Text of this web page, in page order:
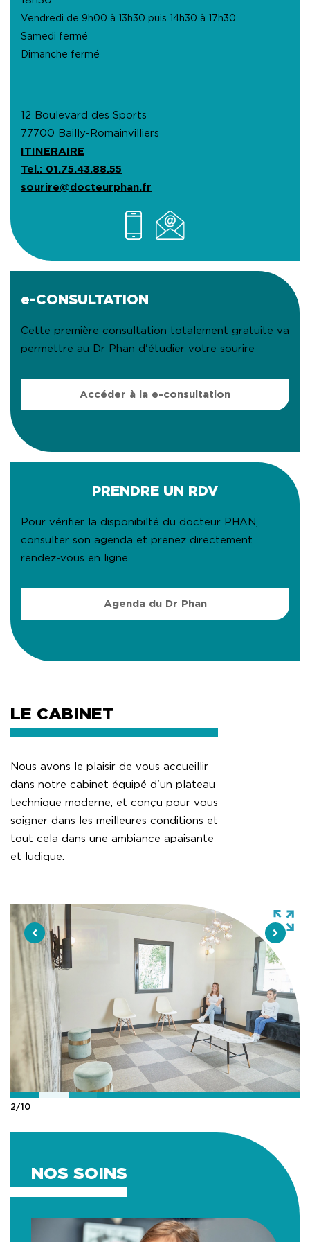
Vendredi de 9h00 à 13h30 puis 14h30 à 17h30
Samedi fermé
Dimanche fermé
12 Boulevard des Sports
77700 Bailly-Romainvilliers
ITINERAIRE
Tel.: 01.75.43.88.55
sourire@docteurphan.fr
PRENDRE UN RDV
Pour vérifier la disponibilté du docteur PHAN,
consulter son agenda et prenez directement
rendez-vous en ligne.
Agenda du Dr Phan
e-CONSULTATION
Cette première consultation totalement gratuite va
permettre au Dr Phan d'étudier votre sourire
Accéder à la e-consultation
3/10
LE CABINET
Nous avons le plaisir de vous accueillir
dans notre cabinet équipé d'un plateau
technique moderne, et conçu pour vous
soigner dans les meilleures conditions et
tout cela dans une ambiance apaisante
et ludique.
NOS SOINS